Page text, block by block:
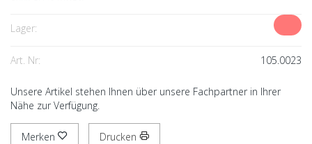
Lager:
Art. Nr: 105.0023
Unsere Artikel stehen Ihnen über unsere Fachpartner in Ihrer
Nähe zur Verfügung.
Merken Drucken